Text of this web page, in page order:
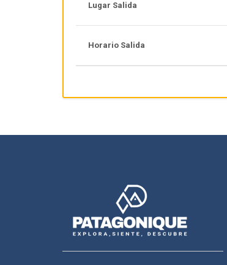
Lugar Salida
Horario Salida